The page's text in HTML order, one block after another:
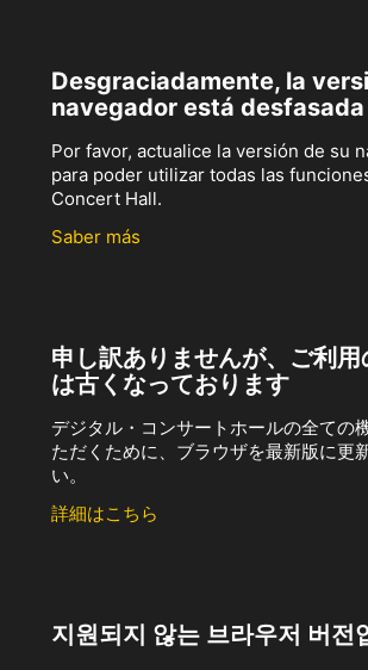
Desgraciadamente, la
navegador está desfasada
Por favor, actualice la versión de su
para poder utilizar todas las
Concert Hall.
Saber más
申し訳ありませんが、ご利
は古くなっております
デジタル・コンサートホールの全ての
ただくために、ブラウザを最新版に更
い。
詳細はこちら
지원되지 않는 브라우저 버전